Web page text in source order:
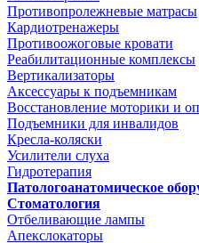
Противопролежневые матрасы
Кардиотренажеры
Противоожоговые кровати
Реабилитационные комплексы
Вертикализаторы
Аксессуары к подъемникам
Восстановление моторики и
Подъемники для инвалидов
Кресла-коляски
Усилители слуха
Гидротерапия
Патологоанатомическое
Стоматология
Отбеливающие лампы
Апекслокаторы